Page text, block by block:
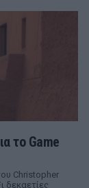
το Game
Christopher
δεκαετίες